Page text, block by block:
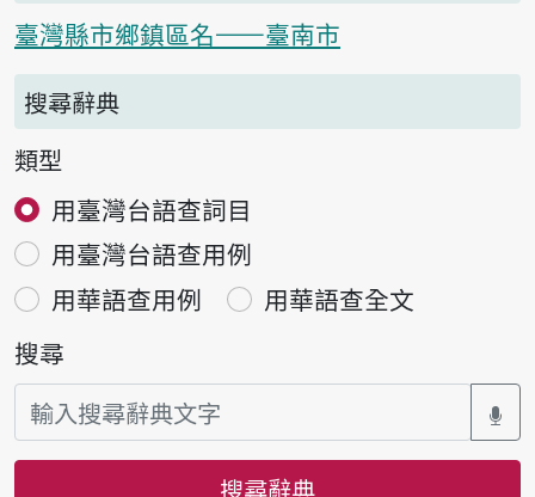
臺灣縣市鄉鎮區名——臺南市
搜尋辭典
類型
用臺灣台語查詞目
用臺灣台語查用例
用華語查用例
用華語查全文
搜尋
搜尋辭典